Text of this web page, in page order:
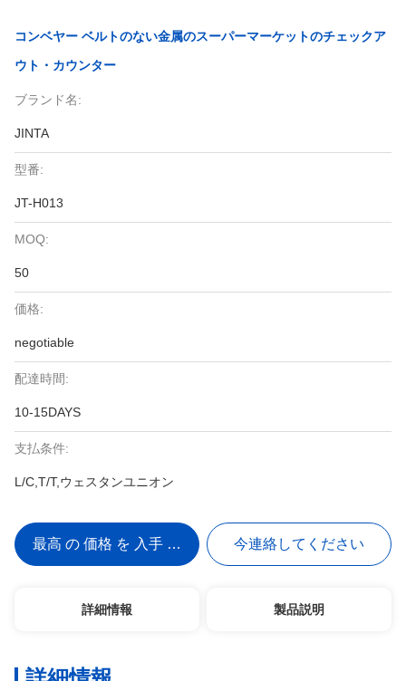
コンベヤー ベルトのない金属のスーパーマーケットのチェックア
ウト・カウンター
ブランド名:
JINTA
型番:
JT-H013
MOQ:
50
価格:
negotiable
配達時間:
10-15DAYS
支払条件:
L/C,T/T,ウェスタンユニオン
最高 の 価格 を 入手 する 今連絡してください
詳細情報 製品説明